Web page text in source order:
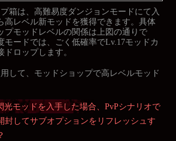
箱は、高難易度ダンジョンモードにて入
高レベル新モッドを獲得できます。具体
プモッドレベルの関係は上図の通りで
モードでは、ごく低確率でLv.17モッドカ
ロップします。
して、モッドショップで高レベルモッド
光モッドを入手した場合、PvPシナリオで
封してサブオプションをリフレッシュす